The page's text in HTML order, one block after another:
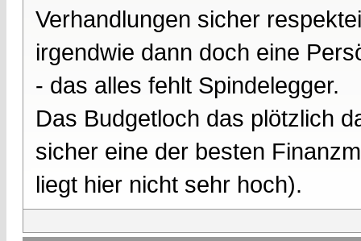
Verhandlungen sicher
irgendwie dann doch eine
- das alles fehlt Spindelegger.
Das Budgetloch das plötzlich
sicher eine der besten
liegt hier nicht sehr hoch).